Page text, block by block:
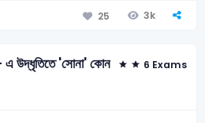
25 3k
এ উদ্ধৃতিতে 'সোনা' কোন
6 Exams